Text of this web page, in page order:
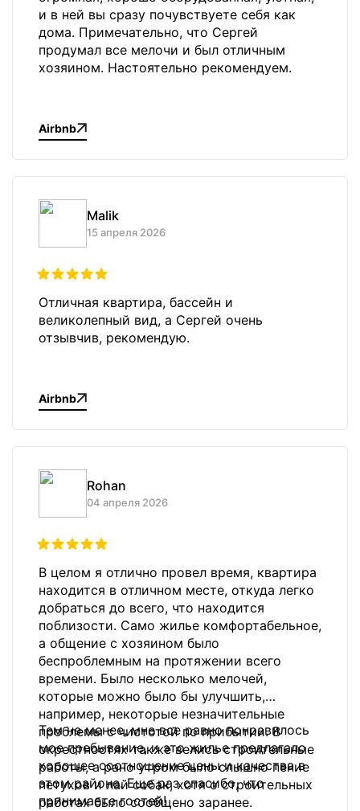
и в ней вы сразу почувствуете себя как
дома. Примечательно, что Сергей
продумал все мелочи и был отличным
хозяином. Настоятельно рекомендуем.
Airbnb
Malik
15 апреля 2026
Отличная квартира, бассейн и
великолепный вид, а Сергей очень
отзывчив, рекомендую.
Airbnb
Rohan
04 апреля 2026
В целом я отлично провел время, квартира
находится в отличном месте, откуда легко
добраться до всего, что находится
поблизости. Само жилье комфортабельное,
а общение с хозяином было
беспроблемным на протяжении всего
времени. Было несколько мелочей,
которые можно было бы улучшить,
например, некоторые незначительные
проблемы с чистотой по прибытии. В
окрестностях также велись строительные
работы, а рано утром было слышно пение
петухов и лай собак, хотя о строительных
работах было сообщено заранее.
Тем не менее, мне все равно понравилось
мое пребывание, и это жилье предлагало
хорошее соотношение цены и качества в
этом районе. Еще раз спасибо, что
принимаете гостей!